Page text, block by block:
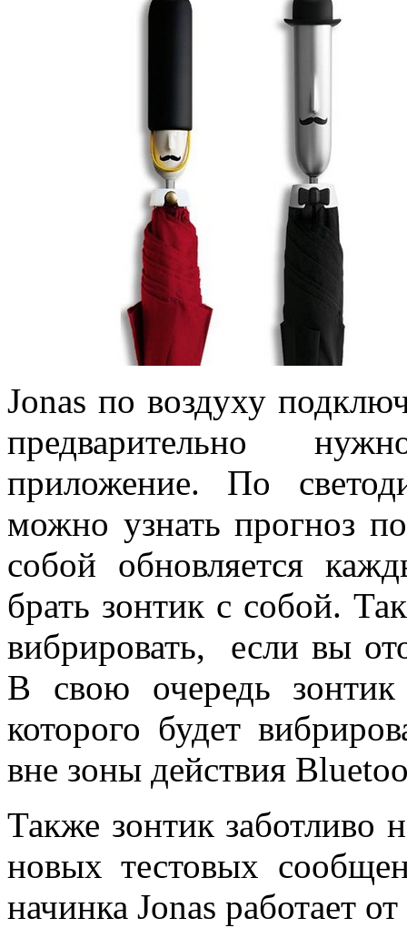
Jonas по воздуху
предварительно
приложение. По
можно узнать прогноз
собой обновляется
брать зонтик с собой.
вибрировать, если вы
В свою очередь
которого будет
вне зоны действия
Также зонтик заботливо
новых тестовых
начинка Jonas работает